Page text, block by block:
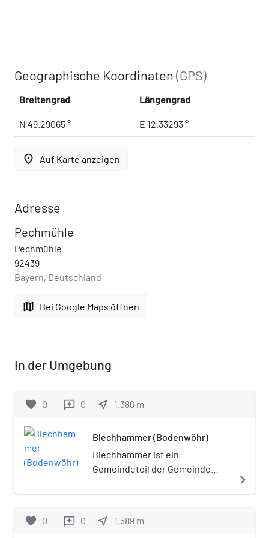
Geographische Koordinaten(GPS)
Breitengrad Längengrad
N 49.29065 ° E 12.33293 °
place Auf Karte anzeigen
Adresse
Pechmühle
Pechmühle
92439
Bayern, Deutschland
map Bei Google Maps öffnen
In der Umgebung
favorite 0 reviews 0 near_me 1.386 m
Blechhammer (Bodenwöhr)
Blechhammer ist ein
Gemeindeteil der Gemeinde
Landkreis Schwandorf.
navigate_next
favorite 0 reviews 0 near_me 1.589 m